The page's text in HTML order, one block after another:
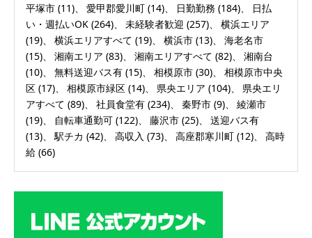
平塚市 (11) 愛甲郡愛川町 (14) 日勤勤務 (184)
日払
い・週払いOK (264) 未経験者歓迎 (257)
横浜エリア
(19)
横浜エリアすべて (19) 横浜市 (13)
海老名市
(15)
湘南エリア (83) 湘南エリアすべて (82)
湘南台
(10)
無料送迎バス有 (15) 相模原市 (30)
相模原市中央
区 (17) 相模原市緑区 (14) 県央エリア (104)
県央エリ
アすべて (89) 社員食堂有 (234) 秦野市 (9)
綾瀬市
(19)
自転車通勤可 (122) 藤沢市 (25)
送迎バス有
(13)
駅チカ (42) 高収入 (73) 高座郡寒川町 (12)
高時
給 (66)